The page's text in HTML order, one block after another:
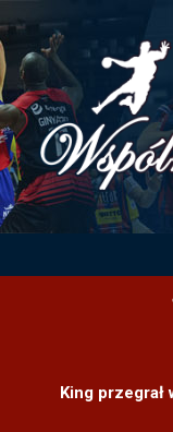
King przegrał